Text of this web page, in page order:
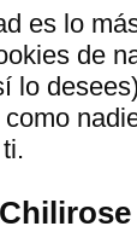
es lo
de
lo